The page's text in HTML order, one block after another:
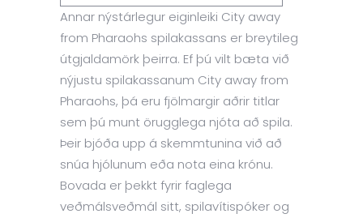
Annar nýstárlegur eiginleiki City away
from Pharaohs spilakassans er breytileg
útgjaldamörk þeirra. Ef þú vilt bæta við
nýjustu spilakassanum City away from
Pharaohs, þá eru fjölmargir aðrir titlar
sem þú munt örugglega njóta að spila.
Þeir bjóða upp á skemmtunina við að
snúa hjólunum eða nota eina krónu.
Bovada er þekkt fyrir faglega
veðmálsveðmál sitt, spilavítispóker og